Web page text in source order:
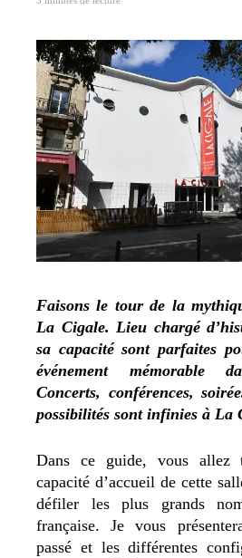
Faisons le tour de la
La Cigale. Lieu chargé
sa capacité sont parfaites
événement mémorable
Concerts, conférences,
possibilités sont infinies à La
Dans ce guide, vous allez
capacité d’accueil de cette
défiler les plus grands
française. Je vous
passé et les différentes